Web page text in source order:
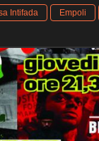
Intifada Empoli